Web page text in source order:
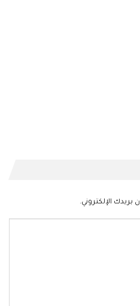
بريدك الإلكتروني.